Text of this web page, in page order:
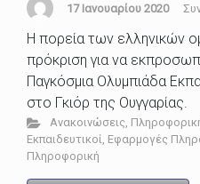
17 Ιανουαρίου 2020
Η πορεία των ελληνικών
πρόκριση για να
Παγκόσμια Ολυμπιάδα
στο Γκιόρ της Ουγγαρίας.
Ανακοινώσεις,
Εκπαιδευτικοί, Εφαρμογές
Πληροφορική